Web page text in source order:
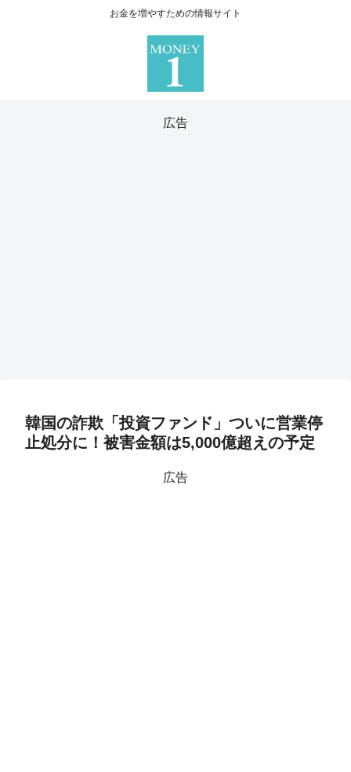
お金を増やすための情報サイト
広告
韓国の詐欺「投資ファンド」ついに営業停
止処分に！被害金額は5,000億超えの予定
広告